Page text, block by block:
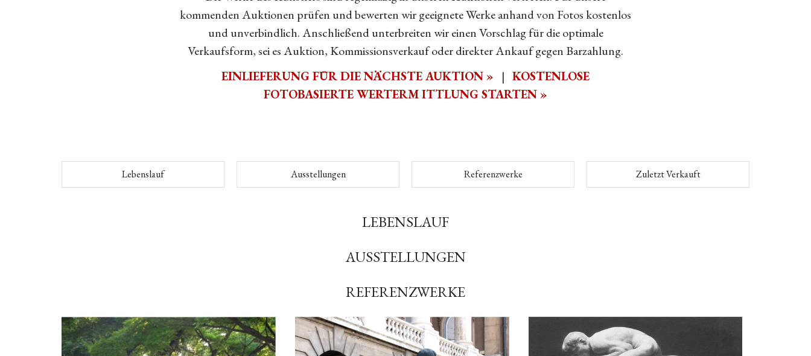
kommenden Auktionen prüfen und bewerten wir geeignete Werke anhand von Fotos kostenlos
und unverbindlich. Anschließend unterbreiten wir einen Vorschlag für die optimale
Verkaufsform, sei es Auktion, Kommissionsverkauf oder direkter Ankauf gegen Barzahlung.
EINLIEFERUNG FÜR DIE NÄCHSTE AUKTION »
| KOSTENLOSE
FOTOBASIERTE WERTERM ITTLUNG STARTEN »
Lebenslauf Ausstellungen Referenzwerke Zuletzt Verkauft
LEBENSLAUF
AUSSTELLUNGEN
REFERENZWERKE